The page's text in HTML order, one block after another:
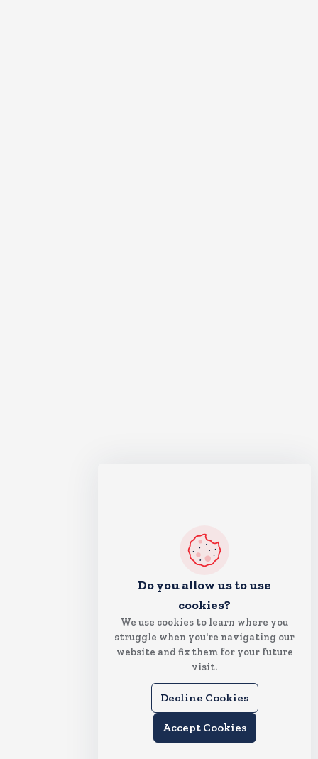
Do you allow us to use
cookies?
We use cookies to learn where you
struggle when you're navigating our
website and fix them for your future
visit.
Decline Cookies
Accept Cookies